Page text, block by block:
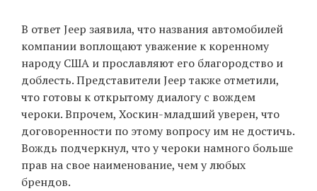
В ответ Jeep заявила, что названия автомобилей
компании воплощают уважение к коренному
народу США и прославляют его благородство и
доблесть. Представители Jeep также отметили,
что готовы к открытому диалогу с вождем
чероки. Впрочем, Хоскин-младший уверен, что
договоренности по этому вопросу им не достичь.
Вождь подчеркнул, что у чероки намного больше
прав на свое наименование, чем у любых
брендов.